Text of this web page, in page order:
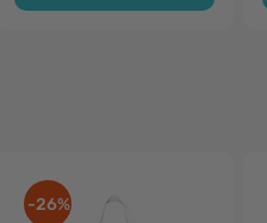
-26%